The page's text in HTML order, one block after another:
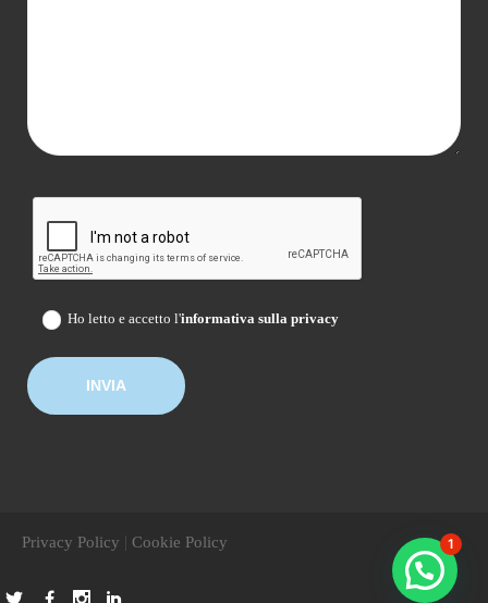
Ho letto e accetto l'informativa sulla privacy
Privacy Policy | Cookie Policy 1